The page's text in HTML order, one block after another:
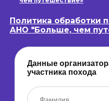
Политика обработки
АНО "Больше, чем
Данные
участника похода